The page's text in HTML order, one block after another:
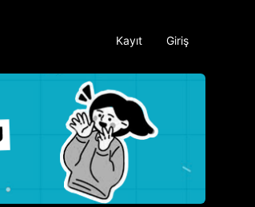
Kayıt Giriş